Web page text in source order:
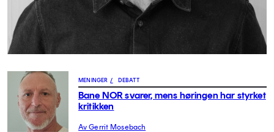
MENINGER / DEBATT
Bane NOR svarer, mens høringen har styrket
kritikken
Av Gerrit Mosebach